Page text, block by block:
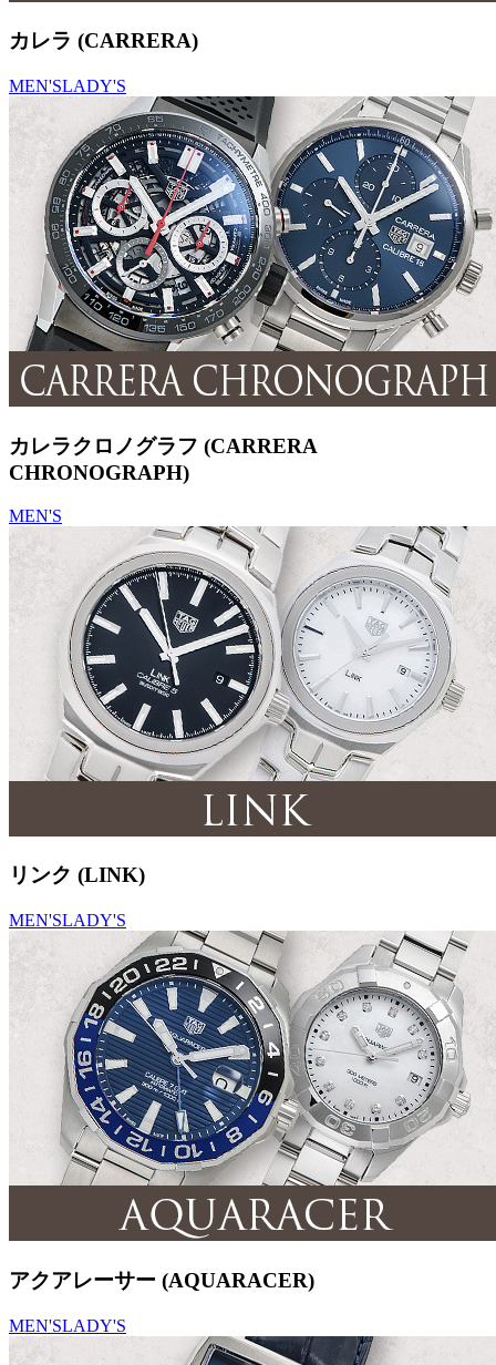
カレラ (CARRERA)
MEN'SLADY'S
カレラクロノグラフ (CARRERA
CHRONOGRAPH)
MEN'S
リンク (LINK)
MEN'SLADY'S
アクアレーサー (AQUARACER)
MEN'SLADY'S